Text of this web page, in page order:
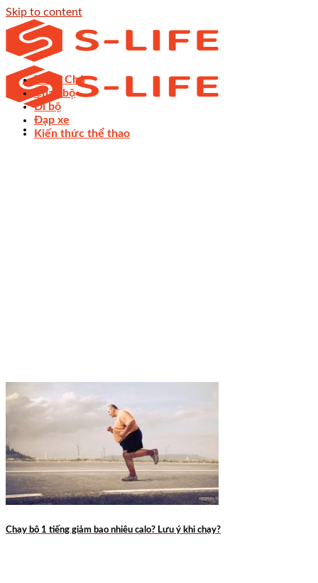
Skip to content
Trang Chủ
Chạy bộ
Đi bộ
Đạp xe
Kiến thức thể thao
Chạy bộ 1 tiếng giảm bao nhiêu calo? Lưu ý khi chạy?